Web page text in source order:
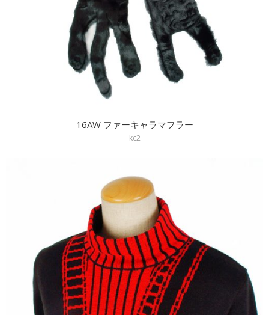
16AW ファーキャラマフラー
kc2